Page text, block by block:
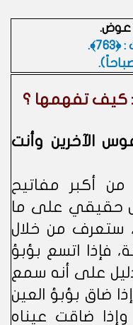
عوض.
.
: كيف تفهمها ؟
الآخرين وأنت
من أكبر مفاتيح
حقيقي على ما
ستعرف من خلال
فإذا اتسع بؤبؤ
دليل على أنه سمع
ضاق بؤبؤ العين
ضاقت عيناه